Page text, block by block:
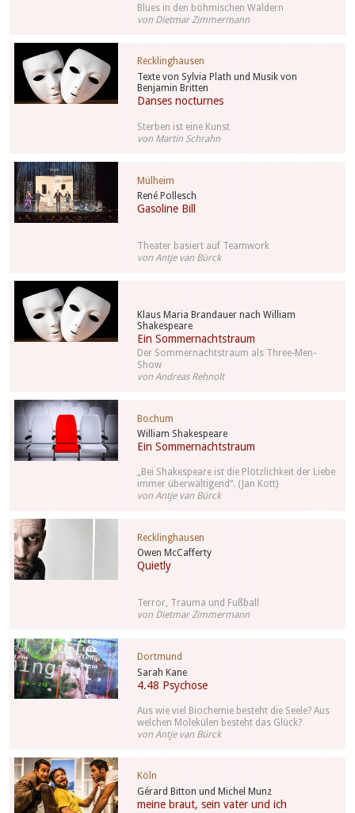
Blues in den böhmischen Wäldern
von Dietmar Zimmermann
Texte von Sylvia Plath und Musik von
Benjamin Britten
Danses nocturnes
Recklinghausen
Sterben ist eine Kunst
von Martin Schrahn
René Pollesch
Gasoline Bill
Mülheim
Theater basiert auf Teamwork
von Antje van Bürck
Klaus Maria Brandauer nach William
Shakespeare
Ein Sommernachtstraum
Der Sommernachtstraum als Three-Men-
Show
von Andreas Rehnolt
William Shakespeare
Ein Sommernachtstraum
Bochum
„Bei Shakespeare ist die Plötzlichkeit der Liebe
immer überwältigend“. (Jan Kott)
von Antje van Bürck
Owen McCafferty
Quietly
Recklinghausen
Terror, Trauma und Fußball
von Dietmar Zimmermann
Sarah Kane
4.48 Psychose
Dortmund
Aus wie viel Biochemie besteht die Seele? Aus
welchen Molekülen besteht das Glück?
von Antje van Bürck
Gérard Bitton und Michel Munz
meine braut, sein vater und ich
Köln